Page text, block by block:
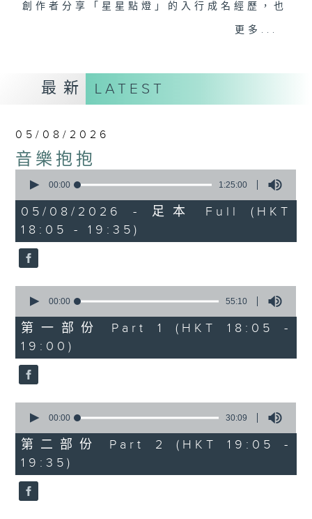
創作者分享「星星點燈」的入行成名經歷，也
會請熱愛音樂的聽眾到現場述說「樂光情
驗輕鬆自在的音樂抱抱!
更多...
最新 LATEST
05/08/2026
音樂抱抱
seconds
1
hour,
25
minutes,
0
seconds
00:00 1:25:00
05/08/2026 - 足本 Full (HKT
18:05 - 19:35)
seconds
55
minutes,
10
seconds
00:00 55:10
第一部份 Part 1 (HKT 18:05 -
19:00)
seconds
30
minutes,
9
seconds
00:00 30:09
第二部份 Part 2 (HKT 19:05 -
19:35)